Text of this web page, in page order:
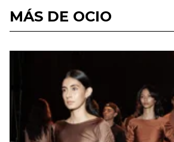
MÁS DE OCIO